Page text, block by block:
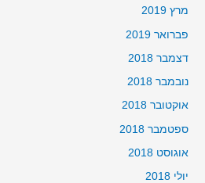
מרץ 2019
פברואר 2019
דצמבר 2018
נובמבר 2018
אוקטובר 2018
ספטמבר 2018
אוגוסט 2018
יולי 2018